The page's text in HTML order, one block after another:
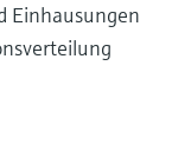
Einhausungen